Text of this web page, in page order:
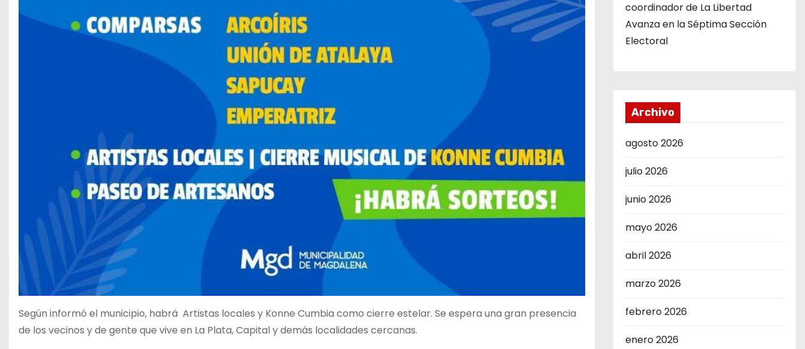
Según informó el municipio, habrá Artistas locales y Konne Cumbia como cierre estelar. Se espera una gran presencia
de los vecinos y de gente que vive en La Plata, Capital y demás localidades cercanas.
coordinador de La Libertad
Avanza en la Séptima Sección
Electoral
Archivo
agosto 2026
julio 2026
junio 2026
mayo 2026
abril 2026
marzo 2026
febrero 2026
enero 2026